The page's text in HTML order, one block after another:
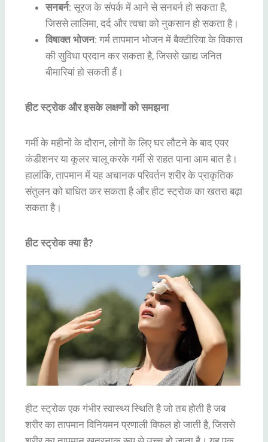
सनबर्न: सूरज के संपर्क में आने से सनबर्न हो सकता है,
जिससे लालिमा, दर्द और त्वचा को नुकसान हो सकता है।
विषाक्त भोजन: गर्म तापमान भोजन में बैक्टीरिया के विकास
की सुविधा प्रदान कर सकता है, जिससे खाद्य जनित
बीमारियां हो सकती हैं।
हीट स्ट्रोक और इसके लक्षणों को समझना
गर्मी के महीनों के दौरान, लोगों के लिए घर लौटने के बाद एयर
कंडीशनर या कूलर चालू करके गर्मी से राहत पाना आम बात है।
हालांकि, तापमान में यह अचानक परिवर्तन शरीर के प्राकृतिक
संतुलन को बाधित कर सकता है और हीट स्ट्रोक का खतरा बढ़ा
सकता है।
हीट स्ट्रोक क्या है?
हीट स्ट्रोक एक गंभीर स्वास्थ्य स्थिति है जो तब होती है जब
शरीर का तापमान विनियमन प्रणाली विफल हो जाती है, जिससे